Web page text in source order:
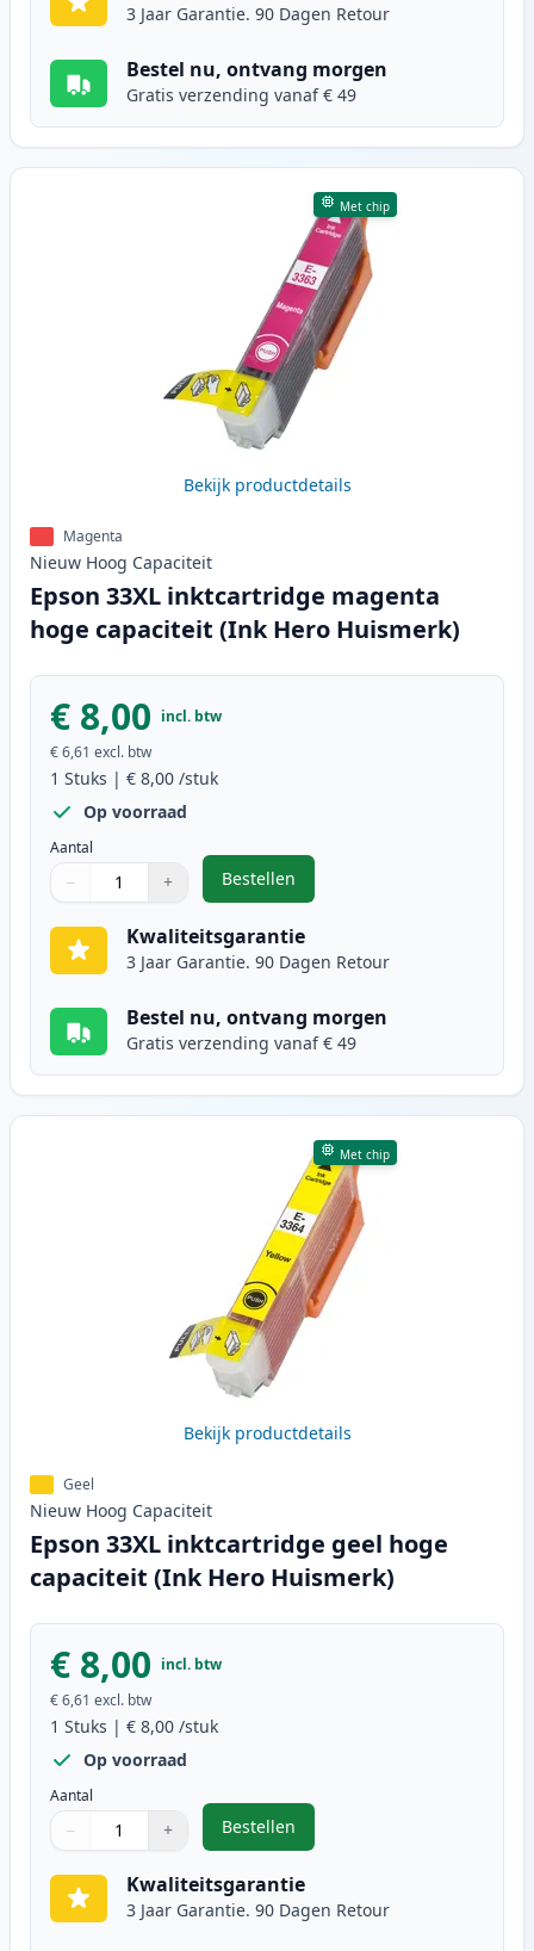
3 Jaar Garantie. 90 Dagen Retour
Bestel nu, ontvang morgen
Gratis verzending vanaf € 49
Met chip
Bekijk productdetails
Magenta
Nieuw Hoog Capaciteit
Epson 33XL inktcartridge magenta
hoge capaciteit (Ink Hero Huismerk)
€ 8,00 incl. btw
€ 6,61 excl. btw
1 Stuks | € 8,00 /stuk
Op voorraad
Aantal
Gebruik de knoppen om aan te passen
− +
1
Bestellen
,Epson 33XL inktcartridge
Kwaliteitsgarantie
3 Jaar Garantie. 90 Dagen Retour
Bestel nu, ontvang morgen
Gratis verzending vanaf € 49
Met chip
Bekijk productdetails
Geel
Nieuw Hoog Capaciteit
Epson 33XL inktcartridge geel hoge
capaciteit (Ink Hero Huismerk)
€ 8,00 incl. btw
€ 6,61 excl. btw
1 Stuks | € 8,00 /stuk
Op voorraad
Aantal
Gebruik de knoppen om aan te passen
− +
1
Bestellen
,Epson 33XL inktcartridge geel
Kwaliteitsgarantie
3 Jaar Garantie. 90 Dagen Retour